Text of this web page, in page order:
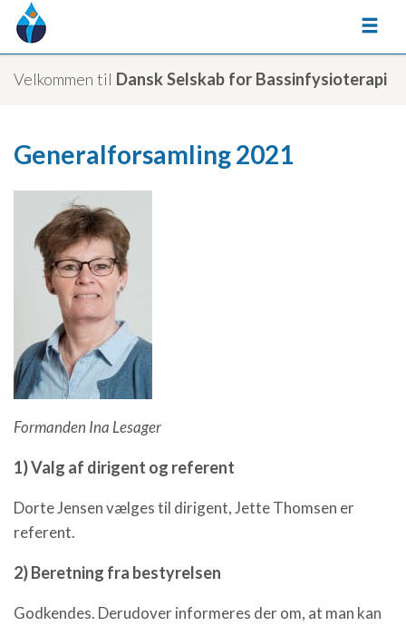
Velkommen til Dansk Selskab for Bassinfysioterapi
Generalforsamling 2021
Formanden Ina Lesager
1) Valg af dirigent og referent
Dorte Jensen vælges til dirigent, Jette Thomsen er
referent.
2) Beretning fra bestyrelsen
Godkendes. Derudover informeres der om, at man kan